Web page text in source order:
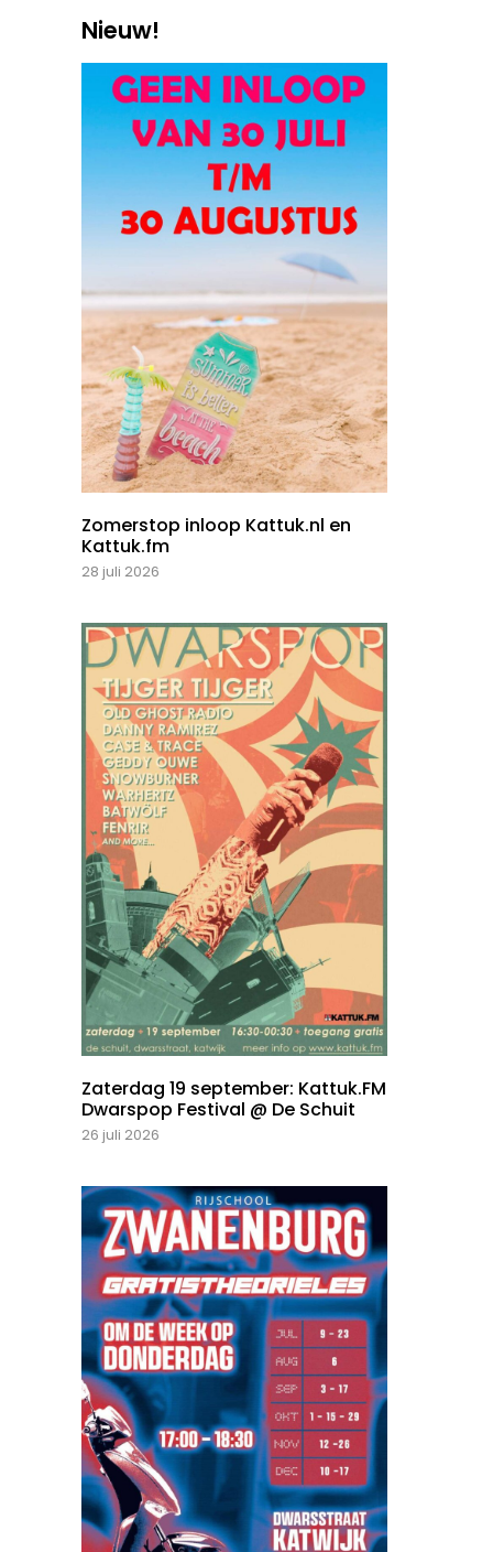
Nieuw!
Zomerstop inloop Kattuk.nl en
Kattuk.fm
28 juli 2026
Zaterdag 19 september: Kattuk.FM
Dwarspop Festival @ De Schuit
26 juli 2026